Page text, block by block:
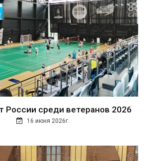
России среди ветеранов 2026
16 июня 2026г.